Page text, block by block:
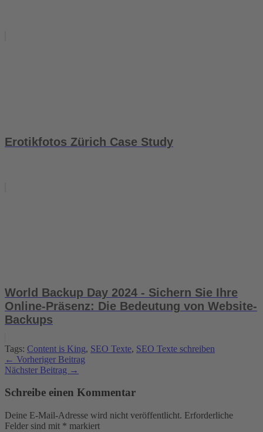
Erotikfotos Zürich Case Study
World Backup Day 2024 - Sichern Sie Ihre
Online-Präsenz: Die Bedeutung von Website-
Backups
Tags: Content is King, SEO Texte, SEO Texte schreiben
← Vorheriger Beitrag
Nächster Beitrag →
Schreibe einen Kommentar
Deine E-Mail-Adresse wird nicht veröffentlicht. Erforderliche
Felder sind mit * markiert